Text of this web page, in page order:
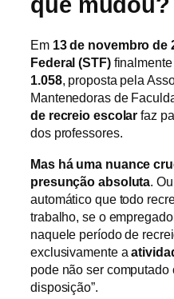
Em 13 de novembro de
Federal (STF)finalmente
1.058, proposta pela
Mantenedoras de
de recreio escolar faz
dos professores.
Mas há uma nuance
presunção absoluta .
automático que todo
trabalho, se o
naquele período de
exclusivamente a
pode não ser computado
disposição”.